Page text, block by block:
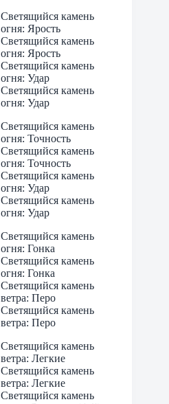
Светящийся камень
огня: Ярость
Светящийся камень
огня: Ярость
Светящийся камень
огня: Удар
Светящийся камень
огня: Удар
Светящийся камень
огня: Точность
Светящийся камень
огня: Точность
Светящийся камень
огня: Удар
Светящийся камень
огня: Удар
Светящийся камень
огня: Гонка
Светящийся камень
огня: Гонка
Cветящийся камень
ветра: Перо
Cветящийся камень
ветра: Перо
Cветящийся камень
ветра: Легкие
Cветящийся камень
ветра: Легкие
Светящийся камень